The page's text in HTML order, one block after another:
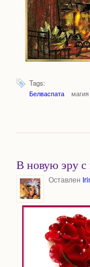
Tags:
Белваспата
В новую эру
Оставлен